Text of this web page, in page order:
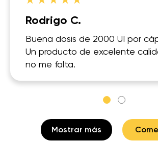
Rodrigo C.
Buena dosis de 2000 UI por
Un producto de excelente
no me falta.
Mostrar más